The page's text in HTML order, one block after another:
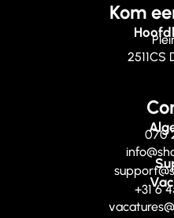
Kom
2511CS
070
+31 6